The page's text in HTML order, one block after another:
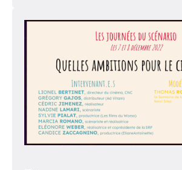
spécificité de cette écriture ?
s’écrit-il ? Avant, pendant ou
un tournage ? Le